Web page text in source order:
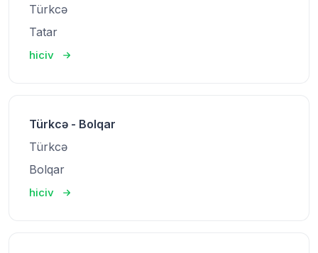
Türkcə
Tatar
hiciv
Türkcə - Bolqar
Türkcə
Bolqar
hiciv